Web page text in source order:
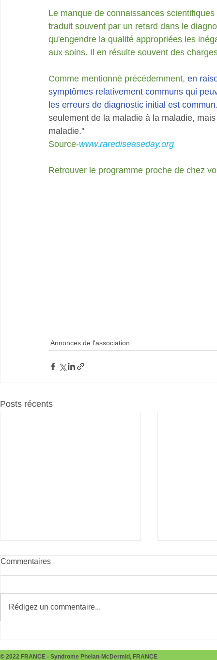
Le manque de connaissances
traduit souvent par un retard dans le
qu'engendre la qualité appropriées les
aux soins. Il en résulte souvent des
Comme mentionné précédemment, en
symptômes relativement communs qui
les erreurs de diagnostic initial est commun
seulement de la maladie à la maladie,
maladie."
Source-www.rarediseaseday.org
Retrouver le programme proche de chez
Annonces de l'association
Posts récents
Commentaires
Rédigez un commentaire...
© 2022 FRANCE - Syndrome Phelan-McDermid, FRANCE